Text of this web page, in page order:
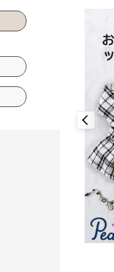
下着・イ
お祝い・